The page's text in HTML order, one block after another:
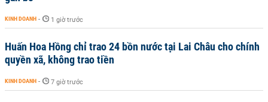
KINH DOANH - 1 giờ trước
Huấn Hoa Hồng chỉ trao 24 bồn nước tại Lai Châu cho chính
quyền xã, không trao tiền
KINH DOANH - 7 giờ trước